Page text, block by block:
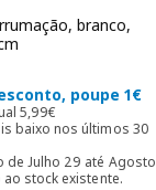
Total de
branco,
poupe 1€
5,99€
Preço habitual 5,99€
baixo nos últimos 30
mais baixo nos
de Julho 29 até Agosto
ao stock existente.